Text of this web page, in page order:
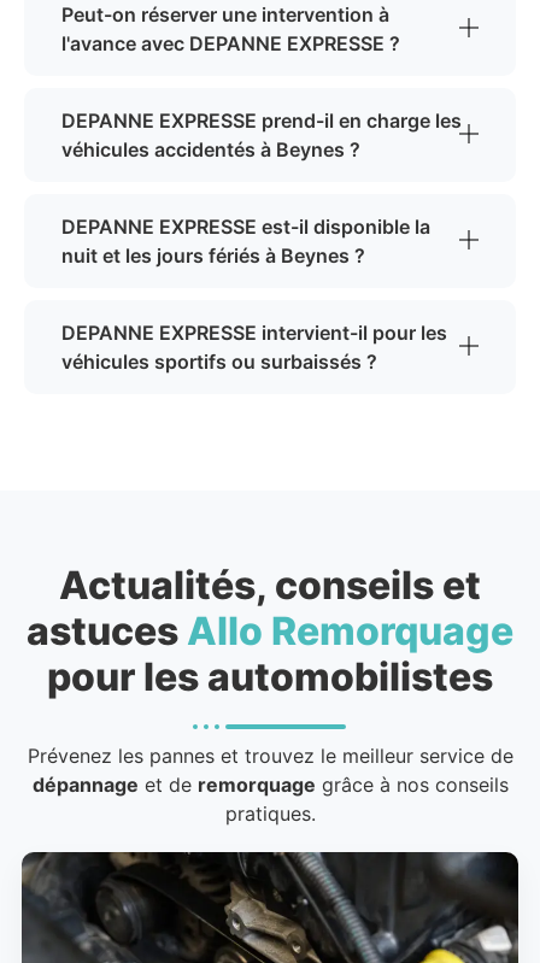
Peut-on réserver une intervention à
l'avance avec DEPANNE EXPRESSE ?
DEPANNE EXPRESSE prend-il en charge les
véhicules accidentés à Beynes ?
DEPANNE EXPRESSE est-il disponible la
nuit et les jours fériés à Beynes ?
DEPANNE EXPRESSE intervient-il pour les
véhicules sportifs ou surbaissés ?
Actualités, conseils et
astuces Allo Remorquage
pour les automobilistes
Prévenez les pannes et trouvez le meilleur service de
dépannage et de remorquage grâce à nos conseils
pratiques.